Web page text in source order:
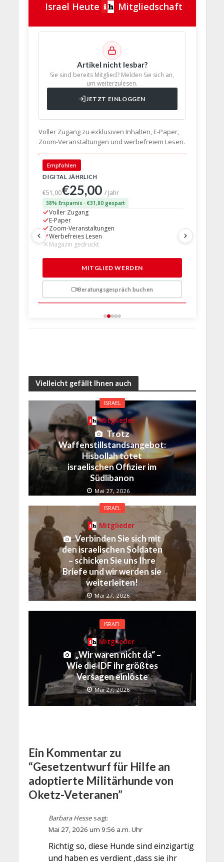
Israel Heute Mitgliedschaft
Artikel nicht lesbar?
Sie sind bereits Mitglied? Melden Sie sich an,
um weiterzulesen.
JETZT EINLOGGEN
Voller Zugang zu exklusiven Inhalten, E-Paper,
Zoom-Veranstaltungen und werbefreiem Lesen.
Empfohlen
DIGITAL JÄHRLICH
€51,00€25,00/ Jahr
38% Ersparnis · €31,80 gespart
Voller Zugang
E-Paper
Zoom-Veranstaltungen
Werbefreies Lesen
Magazin gedruckt
MITGLIED WERDEN
Beratungsgespräch buchen
Vielleicht gefällt Ihnen auch
ISRAEL
Mitglieder
Trotz
Waffenstillstandsangebot:
Hisbollah tötet
israelischen Offizier im
Südlibanon
Mai 27, 2026
ISRAEL
Mitglieder
Verbinden Sie sich mit
den israelischen Soldaten
– schicken Sie uns Ihre
Briefe und wir werden sie
weiterleiten!
Mai 27, 2026
ISRAEL
Mitglieder
„Wir waren nicht da“ –
Wie die IDF ihr größtes
Versagen einlöste
Mai 27, 2026
Ein Kommentar zu
“Gesetzentwurf für Hilfe an
adoptierte Militärhunde von
Oketz-Veteranen”
Barbara Hesse sagt:
Mai 27, 2026 um 9:56 a.m. Uhr
Richtig so, diese Hunde sind einzigartig
und haben es verdient ,dass sie ihr